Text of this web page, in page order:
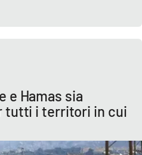
e Hamas sia
tutti i territori in cui